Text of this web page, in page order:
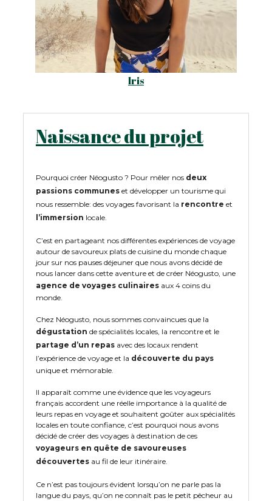
Iris
Naissance du projet
Pourquoi créer Néogusto ? Pour mêler nos deux
passions communeset développer un tourisme qui
nous ressemble: des voyages favorisant la rencontre et
l’immersion locale.
C’est en partageant nos différentes expériences de voyage
autour de savoureux plats de cuisine du monde chaque
jour sur nos pauses déjeuner que nous avons décidé de
nous lancer dans cette aventure et de créer Néogusto, une
agence de voyages culinairesaux 4 coins du
monde.
Chez Néogusto, nous sommes convaincues que la
dégustation de spécialités locales, la rencontre et le
partage d’un repasavec des locaux rendent
l’expérience de voyage et la découverte du pays
unique et mémorable.
Il apparaît comme une évidence que les voyageurs
français accordent une réelle importance à la qualité de
leurs repas en voyage et souhaitent goûter aux spécialités
locales en toute confiance, c’est pourquoi nous avons
décidé de créer des voyages à destination de ces
voyageurs en quête de savoureuses
découvertesau fil de leur itinéraire.
Ce n’est pas toujours évident lorsqu’on ne parle pas la
langue du pays, qu’on ne connaît pas le petit pêcheur au